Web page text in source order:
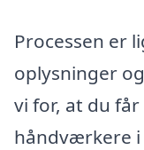
Processen er
oplysninger
vi for, at du
håndværkere i